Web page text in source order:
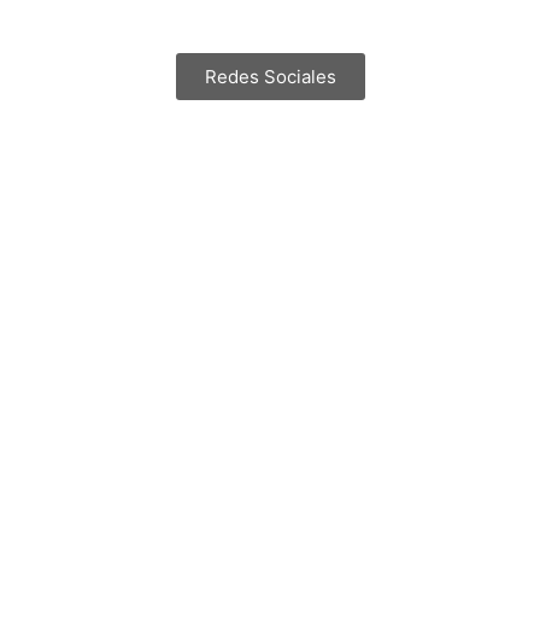
Redes Sociales